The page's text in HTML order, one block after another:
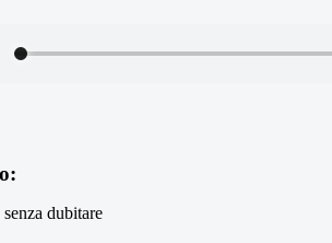
dubitare